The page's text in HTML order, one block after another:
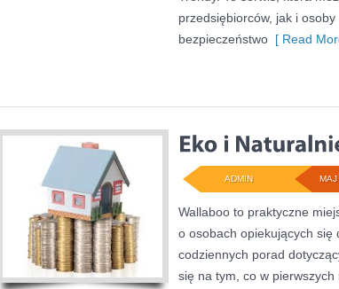
przedsiębiorców, jak i
bezpieczeństwo [ Read
ADMIN
Wallaboo to praktyczne
o osobach opiekujących się
codziennych porad
się na tym, co w